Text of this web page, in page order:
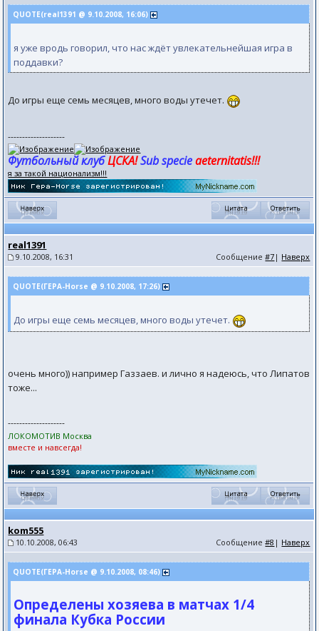
QUOTE(real1391 @ 9.10.2008, 16:06)
я уже вродь говорил, что нас ждёт увлекательнейшая игра в
поддавки?
До игры еще семь месяцев, много воды утечет.
--------------------
Футбольный клубЦСКА!Sub specieaeternitatis!!!
я за такой национализм!!!
real1391
9.10.2008, 16:31 Сообщение#7 | Наверх
QUOTE(ГЕРА-Horse @ 9.10.2008, 17:26)
До игры еще семь месяцев, много воды утечет.
очень много)) например Газзаев. и лично я надеюсь, что Липатов
тоже...
--------------------
ЛОКОМОТИВ Москва
вместе и навсегда!
kom555
10.10.2008, 06:43 Сообщение#8 | Наверх
QUOTE(ГЕРА-Horse @ 9.10.2008, 08:46)
Определены хозяева в матчах 1/4
финала Кубка России